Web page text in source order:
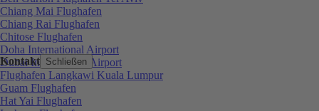
Kontakt Schließen
Chiang Mai Flughafen
Chiang Rai Flughafen
Chitose Flughafen
Doha International Airport
Dubai International Airport
Flughafen Langkawi Kuala Lumpur
Guam Flughafen
Hat Yai Flughafen